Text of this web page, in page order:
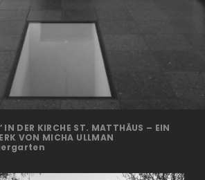
IN DER KIRCHE ST. MATTHÄUS – EIN
VON MICHA ULLMAN